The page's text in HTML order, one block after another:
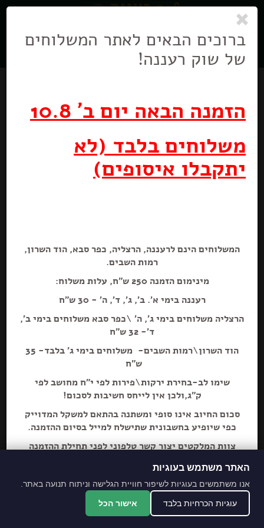
ניווט
בניווט
מבצע
הוספה+
ברוכים הבאים לאתר המשלוחים
של שוק רעננה!
הזמנה הבאה יום ב' 10.8
משלוחים בלבד (לא
יתקבלו איסופים)
המשלוחים הינם לרעננה, הרצליה, כפר סבא, הוד השרון,
רמות השבים.
מינימום הזמנה 250 ש"ח, עלות משלוח:
רעננה בימי א'. ב', ג', ד', ה' - 30 ש"ח
הרצליה משלוחים בימי ג', ה' \כפר סבא משלוחים בימי ב',
ד'- 32 ש"ח
הוד השרון\רמות השבים- משלוחים בימי ג' בלבד- 35
ש"ח
שימו לב-בחירת ירקות\פירות לפי י"ח מחושב לפי
ק"ג,ולכן אין לייחס חשיבות לסכום!
סכום החיוב אינו סופי ומשתנה בהתאם למשקל המדוייק
כפי שיופיע בחשבונית שתישלח למייל בסיום ההזמנה.
צוות המלקטים יצור קשר טלפוני לפני תחילת ההזמנה
מתחייבים לסחורה הכי
מובחרת!
*האתר והמקום עם נגישות מלאה לנכים.
האתר משתמש בעוגיות
אנו משתמשים בעוגיות לשיפור חוויית הגלישה וניתוח תנועה באתר.
עוגיות הכרחיות בלבד אישור הכל